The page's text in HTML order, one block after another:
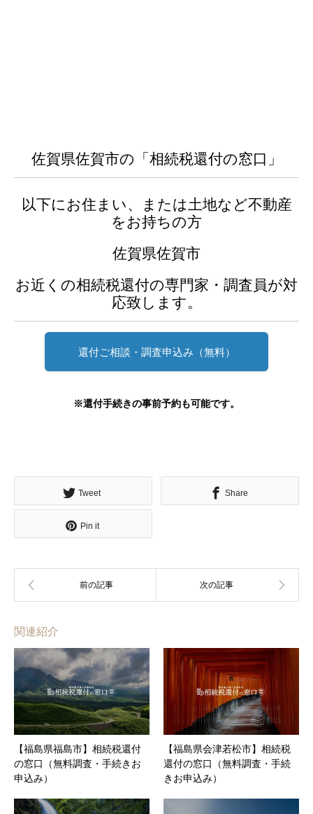
佐賀県佐賀市の「相続税還付の窓口」
以下にお住まい、または土地など不動産
をお持ちの方
佐賀県佐賀市
お近くの相続税還付の専門家・調査員が対
応致します。
還付ご相談・調査申込み（無料）
※還付手続きの事前予約も可能です。
Tweet Share
Pin it
関連紹介
【福島県福島市】相続税還付
の窓口（無料調査・手続きお
申込み）
【福島県会津若松市】相続税
還付の窓口（無料調査・手続
きお申込み）